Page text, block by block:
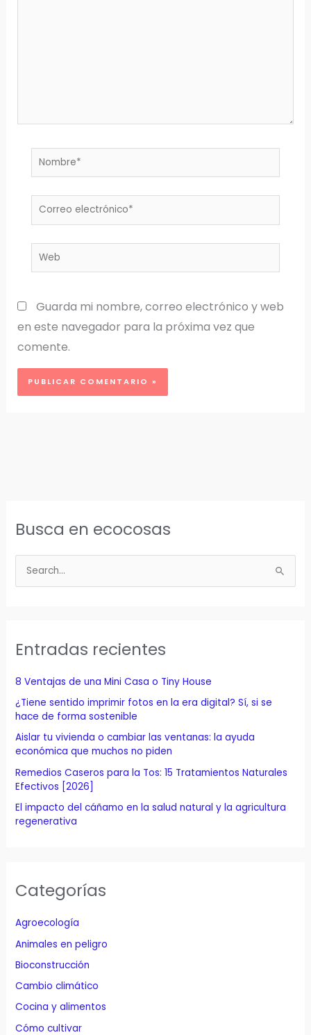
Nombre*
Correo
electrónico*
Web
Guarda mi nombre, correo electrónico y web
en este navegador para la próxima vez que
comente.
Busca en ecocosas
r
p
r
:
Entradas recientes
8 Ventajas de una Mini Casa o Tiny House
¿Tiene sentido imprimir fotos en la era digital? Sí, si se
hace de forma sostenible
Aislar tu vivienda o cambiar las ventanas: la ayuda
económica que muchos no piden
Remedios Caseros para la Tos: 15 Tratamientos Naturales
Efectivos [2026]
El impacto del cáñamo en la salud natural y la agricultura
regenerativa
Categorías
Agroecología
Animales en peligro
Bioconstrucción
Cambio climático
Cocina y alimentos
Cómo cultivar